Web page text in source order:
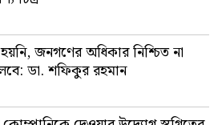
জনগণের অধিকার নিশ্চিত না
ডা. শফিকুর রহমান